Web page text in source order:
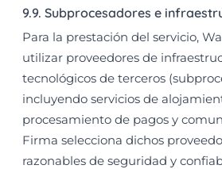
9.9. Subprocesadores e
Para la prestación del servicio,
utilizar proveedores de
tecnológicos de terceros
incluyendo servicios de
procesamiento de pagos y
Firma selecciona dichos
razonables de seguridad y